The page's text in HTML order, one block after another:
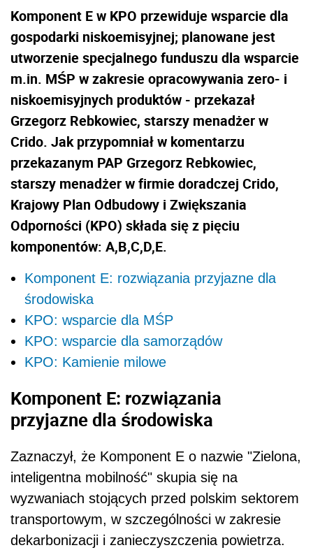
Komponent E w KPO przewiduje wsparcie dla
gospodarki niskoemisyjnej; planowane jest
utworzenie specjalnego funduszu dla wsparcie
m.in. MŚP w zakresie opracowywania zero- i
niskoemisyjnych produktów - przekazał
Grzegorz Rebkowiec, starszy menadżer w
Crido. Jak przypomniał w komentarzu
przekazanym PAP Grzegorz Rebkowiec,
starszy menadżer w firmie doradczej Crido,
Krajowy Plan Odbudowy i Zwiększania
Odporności (KPO) składa się z pięciu
komponentów: A,B,C,D,E.
Komponent E: rozwiązania przyjazne dla
środowiska
KPO: wsparcie dla MŚP
KPO: wsparcie dla samorządów
KPO: Kamienie milowe
Komponent E: rozwiązania
przyjazne dla środowiska
Zaznaczył, że Komponent E o nazwie "Zielona,
inteligentna mobilność" skupia się na
wyzwaniach stojących przed polskim sektorem
transportowym, w szczególności w zakresie
dekarbonizacji i zanieczyszczenia powietrza.